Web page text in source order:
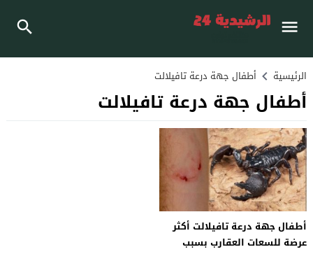
الرئيسية أطفال جهة درعة تافيلالت
أطفال جهة درعة تافيلالت
أطفال جهة درعة تافيلالت أكثر
عرضة للسعات العقارب بسبب